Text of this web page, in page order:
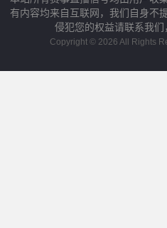
有内容均来自互联网，我们自身不
侵犯您的权益请联系我
Copyright © 2026 All Rights